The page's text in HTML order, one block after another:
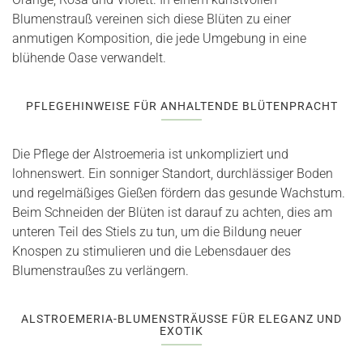
Blumenstrauß vereinen sich diese Blüten zu einer
anmutigen Komposition, die jede Umgebung in eine
blühende Oase verwandelt.
PFLEGEHINWEISE FÜR ANHALTENDE BLÜTENPRACHT
Die Pflege der Alstroemeria ist unkompliziert und
lohnenswert. Ein sonniger Standort, durchlässiger Boden
und regelmäßiges Gießen fördern das gesunde Wachstum.
Beim Schneiden der Blüten ist darauf zu achten, dies am
unteren Teil des Stiels zu tun, um die Bildung neuer
Knospen zu stimulieren und die Lebensdauer des
Blumenstraußes zu verlängern.
ALSTROEMERIA-BLUMENSTRÄUSSE FÜR ELEGANZ UND E
XOTIK